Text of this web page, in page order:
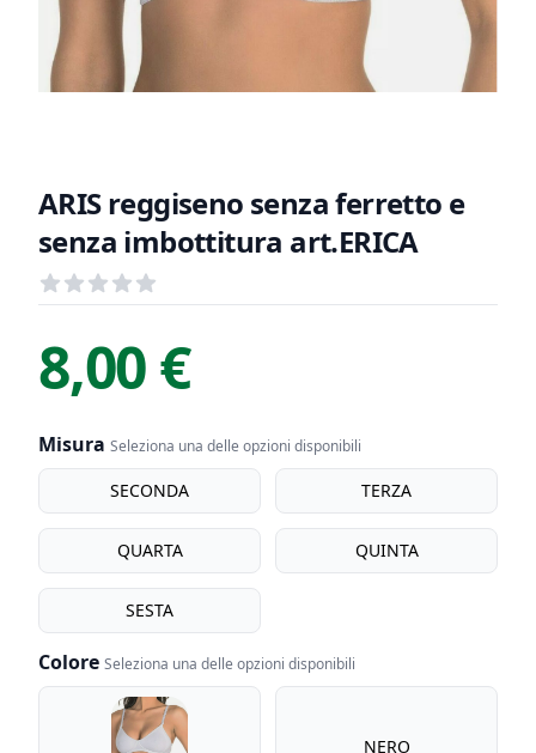
ARIS reggiseno senza ferretto e
senza imbottitura art.ERICA
Recensioni
out of 5 stars
8,00 €
Misura Seleziona una delle opzioni disponibili
Misura SECONDA TERZA
QUARTA QUINTA
SESTA
Colore Seleziona una delle opzioni disponibili
Colore
NERO